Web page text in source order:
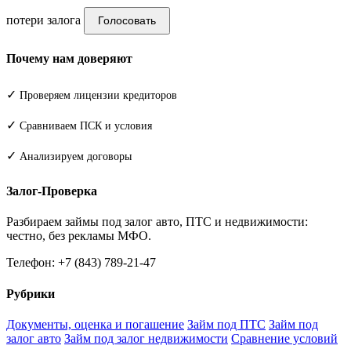
потери залога Голосовать
Почему нам доверяют
✓ Проверяем лицензии кредиторов
✓ Сравниваем ПСК и условия
✓ Анализируем договоры
Залог-Проверка
Разбираем займы под залог авто, ПТС и недвижимости:
честно, без рекламы МФО.
Телефон: +7 (843) 789-21-47
Рубрики
Документы, оценка и погашение Займ под ПТС Займ под
залог авто Займ под залог недвижимости Сравнение условий